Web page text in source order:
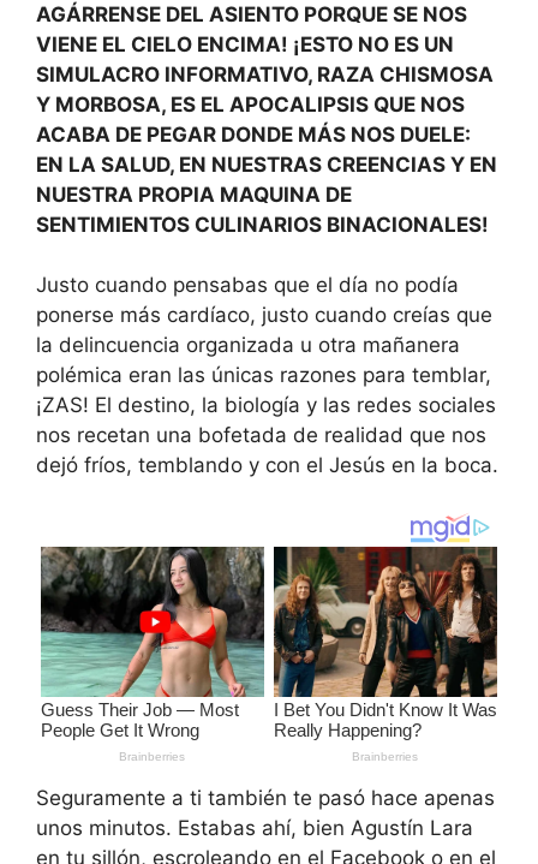
AGÁRRENSE DEL ASIENTO PORQUE SE NOS
VIENE EL CIELO ENCIMA! ¡ESTO NO ES UN
SIMULACRO INFORMATIVO, RAZA CHISMOSA
Y MORBOSA, ES EL APOCALIPSIS QUE NOS
ACABA DE PEGAR DONDE MÁS NOS DUELE:
EN LA SALUD, EN NUESTRAS CREENCIAS Y EN
NUESTRA PROPIA MAQUINA DE
SENTIMIENTOS CULINARIOS BINACIONALES!
Justo cuando pensabas que el día no podía
ponerse más cardíaco, justo cuando creías que
la delincuencia organizada u otra mañanera
polémica eran las únicas razones para temblar,
¡ZAS! El destino, la biología y las redes sociales
nos recetan una bofetada de realidad que nos
dejó fríos, temblando y con el Jesús en la boca.
Seguramente a ti también te pasó hace apenas
unos minutos. Estabas ahí, bien Agustín Lara
en tu sillón, escroleando en el Facebook o en el